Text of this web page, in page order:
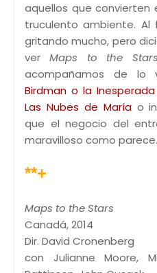
aquellos que convierten
truculento ambiente. Al
gritando mucho, pero
verMaps to the Stars
acompañamos de lo
Birdman o la
Las Nubes de Maríao
que el negocio del
maravilloso como parece.
**+
Maps to the Stars
Canadá, 2014
Dir. David Cronenberg
con Julianne Moore,